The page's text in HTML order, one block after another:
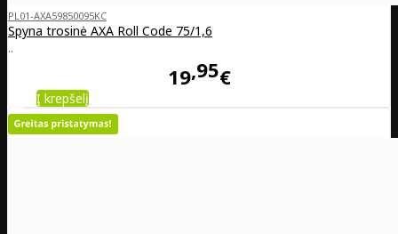
PL01-AXA59850095KC
Spyna trosinė AXA Roll Code 75/1,6
..
19 95€
Į krepšelį